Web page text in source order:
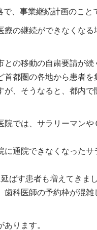
、事業継続計画のこと
の継続ができなくな
の移動の自粛要請が続
都圏の各地から患者を
、そうなると、都内
では、サラリーマン
通院できなくなった
ばす患者も増えてきまし
科医師の予約枠が混雑
ります。